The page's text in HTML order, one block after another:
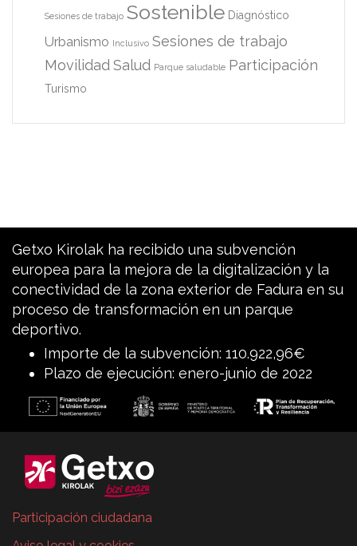
Sesiones de trabajo Sostenible Diagnóstico
Urbanismo Inclusivo Sesiones de trabajo
Movilidad Salud Parque saludable Participación
Turismo
Getxo Kirolak ha recibido una subvención
europea para la mejora de la digitalización y la
conectividad de la zona exterior de Fadura en su
proceso de transformación en un parque
deportivo.
Importe de la subvención: 110.922,96€
Plazo de ejecución: enero-junio de 2022
Participación ciudadana